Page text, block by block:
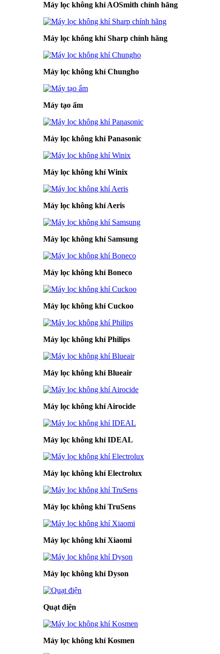
Máy lọc không khí AOSmith chính hãng
Máy lọc không khí Sharp chính hãng
Máy lọc không khí Chungho
Máy tạo ẩm
Máy lọc không khí Panasonic
Máy lọc không khí Winix
Máy lọc không khí Aeris
Máy lọc không khí Samsung
Máy lọc không khí Boneco
Máy lọc không khí Cuckoo
Máy lọc không khí Philips
Máy lọc không khí Blueair
Máy lọc không khí Airocide
Máy lọc không khí IDEAL
Máy lọc không khí Electrolux
Máy lọc không khí TruSens
Máy lọc không khí Xiaomi
Máy lọc không khí Dyson
Quạt điện
Máy lọc không khí Kosmen